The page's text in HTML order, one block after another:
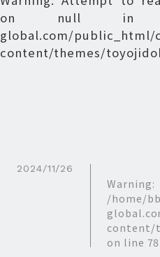
on null
global.com/public_html/
content/themes/
2024/11/26
Warning:
/home/
content/
on line 78